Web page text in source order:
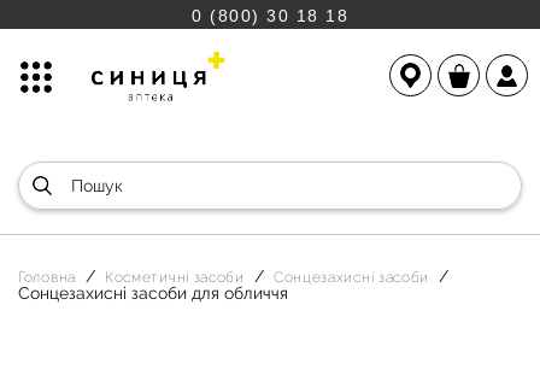
0 (800) 30 18 18
Головна Косметичні засоби Сонцезахисні засоби
Сонцезахисні засоби для обличчя